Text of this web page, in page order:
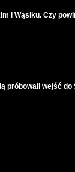
i Wąsiku. Czy
próbowali wejść do